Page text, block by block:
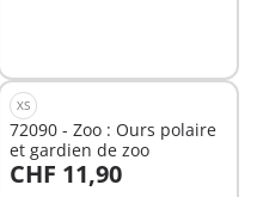
XS
72090 - Zoo : Ours polaire
et gardien de zoo
CHF 11,90
Au panier